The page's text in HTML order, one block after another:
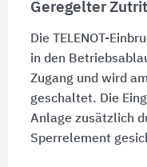
Geregelter
Die TELENOT-
in den
Zugang und wird
geschaltet. Die
Anlage zusätzlich
Sperrelement